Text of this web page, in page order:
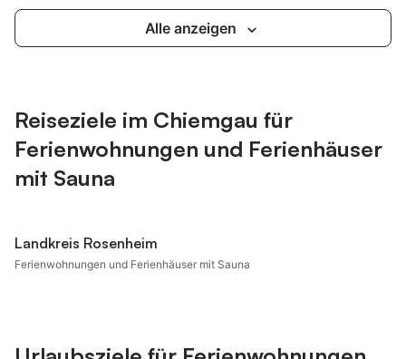
Alle anzeigen
Reiseziele im Chiemgau für
Ferienwohnungen und Ferienhäuser
mit Sauna
Landkreis Rosenheim
Ferienwohnungen und Ferienhäuser mit Sauna